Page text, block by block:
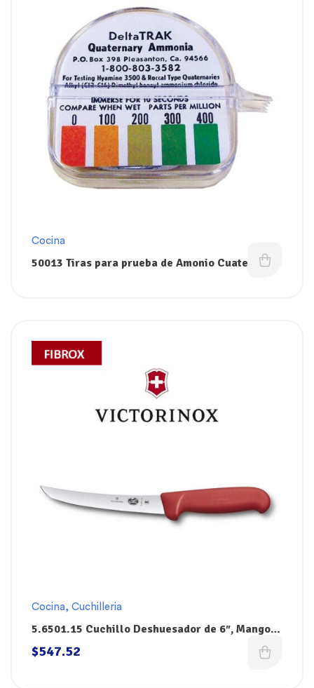
Cocina
50013 Tiras para prueba de Amonio Cuaternario
Cocina, Cuchilleria
5.6501.15 Cuchillo Deshuesador de 6″, Mango
Rojo Fibrox, Victorinox
$547.52